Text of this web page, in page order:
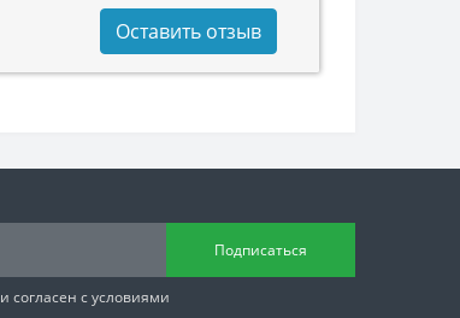
Оставить отзыв
Подписаться
и согласен с условиями